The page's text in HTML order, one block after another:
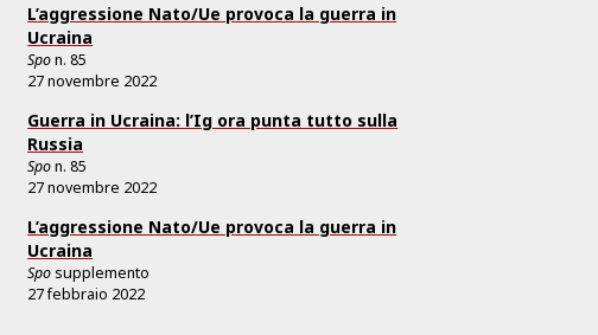
L’aggressione Nato/Ue provoca la guerra in
Ucraina
Spon.85
27 novembre 2022
Guerra in Ucraina: l’Ig ora punta tutto sulla
Russia
Spon.85
27 novembre 2022
L’aggressione Nato/Ue provoca la guerra in
Ucraina
Spo supplemento
27 febbraio 2022